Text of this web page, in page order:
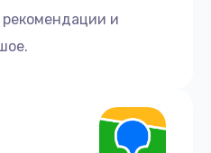
рекомендации и